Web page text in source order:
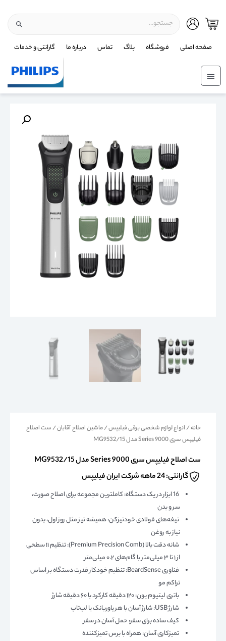
صفحه اصلی فروشگاه بلاگ تماس درباره ما گارانتی و خدمات
خانه/ انواع لوازم شخصی برقی فیلیپس/ماشین اصلاح آقایان/ ست اصلاح
فیلیپس سری 9000 Series مدل MG9532/15
ست اصلاح فیلیپس سری 9000 Series مدل MG9532/15
گارانتی: 24 ماهه شرکت ایران فیلیپس
16 ابزار در یک دستگاه: کاملترین مجموعه برای اصلاح صورت،
سر و بدن
تیغه‌های فولادی خودتیزکن: همیشه تیز مثل روز اول، بدون
نیاز به روغن
شانه دقت بالا (Premium Precision Comb): تنظیم ۱۱ سطحی
از ۱ تا ۳ میلی‌متر با گام‌های ۰.۲ میلی‌متر
فناوری BeardSense: تنظیم خودکار قدرت دستگاه بر اساس
تراکم مو
باتری لیتیوم یون: ۱۲۰ دقیقه کارکرد با ۶۰ دقیقه شارژ
شارژ USB: شارژ آسان با هر پاوربانک یا لپ‌تاپ
کیف ساده برای سفر: حمل آسان در سفر
تمیزکاری آسان: همراه با برس تمیزکننده